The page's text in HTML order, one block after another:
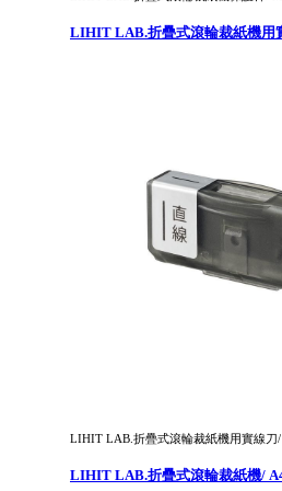
LIHIT LAB.折疊式滾輪裁紙機用
LIHIT LAB.折疊式滾輪裁紙機用實線刀
LIHIT LAB.折疊式滾輪裁紙機/